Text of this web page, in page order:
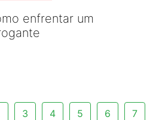
enfrentar um
3 4 5 6 7